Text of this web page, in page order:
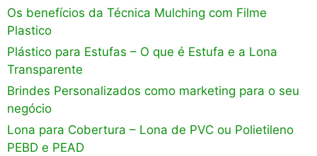
Os benefícios da Técnica Mulching com Filme
Plastico
Plástico para Estufas – O que é Estufa e a Lona
Transparente
Brindes Personalizados como marketing para o seu
negócio
Lona para Cobertura – Lona de PVC ou Polietileno
PEBD e PEAD